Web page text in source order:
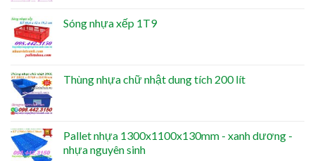
Sóng nhựa xếp 1T9
Thùng nhựa chữ nhật dung tích 200 lít
Pallet nhựa 1300x1100x130mm - xanh dương -
nhựa nguyên sinh